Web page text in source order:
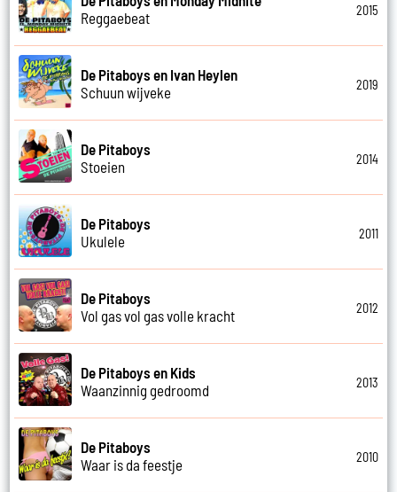
Reggaebeat
2015
De Pitaboys en Ivan Heylen
Schuun wijveke
2019
De Pitaboys
Stoeien
2014
De Pitaboys
Ukulele
2011
De Pitaboys
Vol gas vol gas volle kracht
2012
De Pitaboys en Kids
Waanzinnig gedroomd
2013
De Pitaboys
Waar is da feestje
2010